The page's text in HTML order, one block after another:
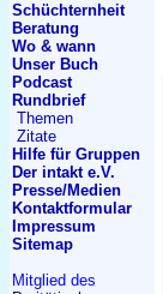
Schüchternheit
Beratung
Wo & wann
Unser Buch
Podcast
Rundbrief
Themen
Zitate
Hilfe für Gruppen
Der intakt e.V.
Presse/Medien
Kontaktformular
Impressum
Sitemap
Mitglied des